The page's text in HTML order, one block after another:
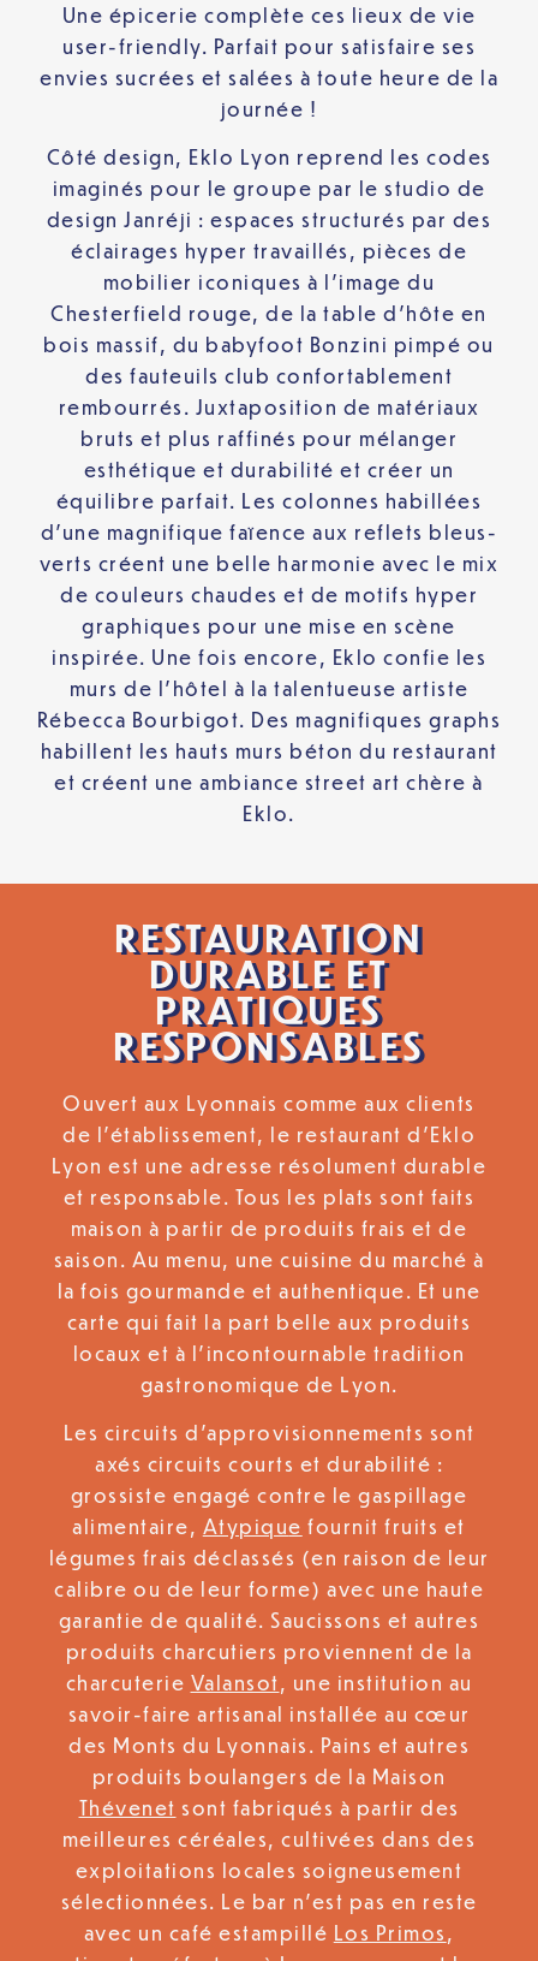
Une épicerie complète ces lieux de vie
user-friendly. Parfait pour satisfaire ses
envies sucrées et salées à toute heure de la
journée !
Côté design, Eklo Lyon reprend les codes
imaginés pour le groupe par le studio de
design Janréji : espaces structurés par des
éclairages hyper travaillés, pièces de
mobilier iconiques à l’image du
Chesterfield rouge, de la table d’hôte en
bois massif, du babyfoot Bonzini pimpé ou
des fauteuils club confortablement
rembourrés. Juxtaposition de matériaux
bruts et plus raffinés pour mélanger
esthétique et durabilité et créer un
équilibre parfait. Les colonnes habillées
d’une magnifique faïence aux reflets bleus-
verts créent une belle harmonie avec le mix
de couleurs chaudes et de motifs hyper
graphiques pour une mise en scène
inspirée. Une fois encore, Eklo confie les
murs de l’hôtel à la talentueuse artiste
Rébecca Bourbigot. Des magnifiques graphs
habillent les hauts murs béton du restaurant
et créent une ambiance street art chère à
Eklo.
RESTAURATION
DURABLE ET
PRATIQUES
RESPONSABLES
Ouvert aux Lyonnais comme aux clients
de l’établissement, le restaurant d’Eklo
Lyon est une adresse résolument durable
et responsable. Tous les plats sont faits
maison à partir de produits frais et de
saison. Au menu, une cuisine du marché à
la fois gourmande et authentique. Et une
carte qui fait la part belle aux produits
locaux et à l’incontournable tradition
gastronomique de Lyon.
Les circuits d’approvisionnements sont
axés circuits courts et durabilité :
grossiste engagé contre le gaspillage
alimentaire, Atypique fournit fruits et
légumes frais déclassés (en raison de leur
calibre ou de leur forme) avec une haute
garantie de qualité. Saucissons et autres
produits charcutiers proviennent de la
charcuterie Valansot, une institution au
savoir-faire artisanal installée au cœur
des Monts du Lyonnais. Pains et autres
produits boulangers de la Maison
Thévenet sont fabriqués à partir des
meilleures céréales, cultivées dans des
exploitations locales soigneusement
sélectionnées. Le bar n’est pas en reste
avec un café estampillé Los Primos,